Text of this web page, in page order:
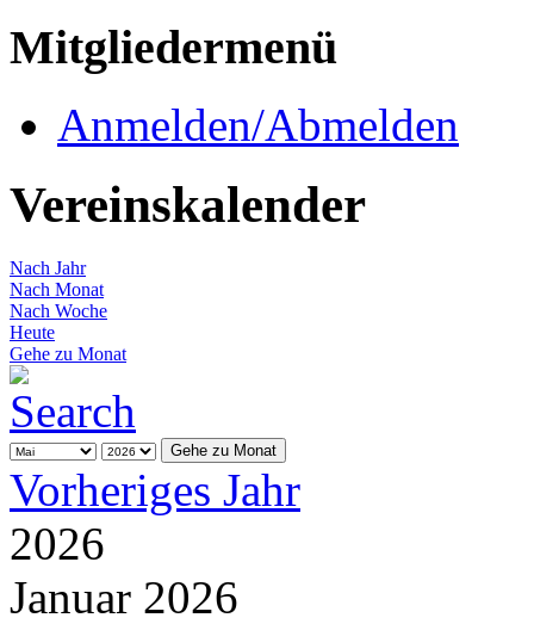
Mitgliedermenü
Anmelden/Abmelden
Vereinskalender
Nach Jahr
Nach Monat
Nach Woche
Heute
Gehe zu Monat
Gehe zu Monat
Vorheriges Jahr
2026
Januar 2026